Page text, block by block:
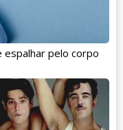
espalhar pelo corpo